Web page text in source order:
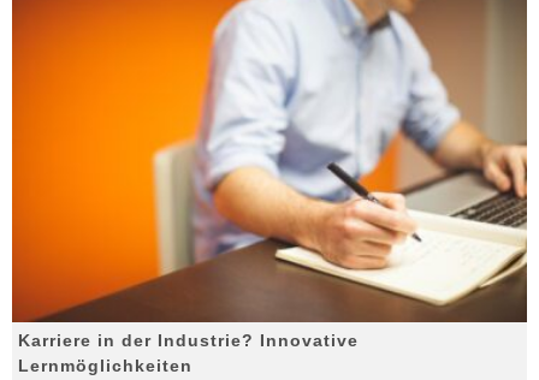
Karriere in der Industrie? Innovative
Lernmöglichkeiten